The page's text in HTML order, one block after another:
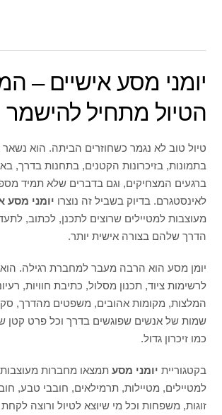
יומני מסע אישיים –
הטיול מתחיל להישמר
טיול טוב לא נגמר כשחוזרים הביתה. הוא נשאר
בתמונות, בזיכרונות הקטנים, בתחנות בדרך,
ברגעים המצחיקים, וגם בדברים שלא תמיד
לאינסטגרם. בדיוק בשביל זה נוצרו יומני מסע
מעוצבות למטיילים שרוצים לתכנן, לכתוב,
הדרך שלהם בצורה אישית יותר.
יומן מסע הוא הרבה מעבר למחברת רגילה. הוא
לרשימות ציוד, תכנון מסלול, כתיבת חוויות,
המלצות, מקומות אהובים, משפטים מהדרך,
שמות של אנשים שפוגשים בדרך וכל פרט קטן
כמו זיכרון גדול.
בקטגוריית יומני מסע תמצאו מחברות
למטיילים, מטיילות, תרמילאים, חובבי טבע,
זוגות, משפחות וכל מי שיוצא לטיול ורוצה